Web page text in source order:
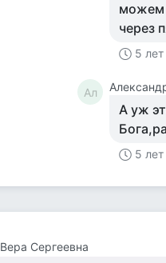
можем
через
5 лет
Ал
А уж
5 лет
Вера Сергеевна